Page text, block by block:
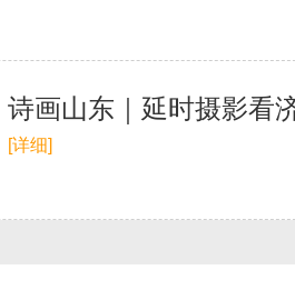
诗画山东｜延时摄影看
[详细]